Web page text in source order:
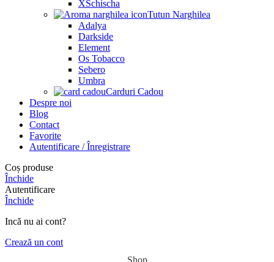
XSchischa
Tutun Narghilea
Adalya
Darkside
Element
Os Tobacco
Sebero
Umbra
Carduri Cadou
Despre noi
Blog
Contact
Favorite
Autentificare / Înregistrare
Coș produse
Închide
Autentificare
Închide
Incă nu ai cont?
Crează un cont
Shop